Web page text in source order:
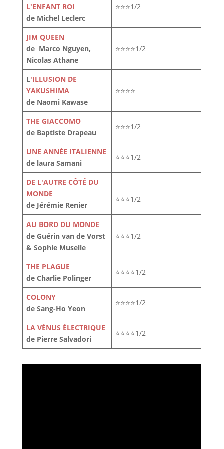
L'ENFANT ROI
de Michel Leclerc
⭐⭐⭐1/2
JIM QUEEN
de Marco Nguyen,
Nicolas Athane
⭐⭐⭐⭐1/2
L'ILLUSION DE
YAKUSHIMA
de Naomi Kawase
⭐⭐⭐⭐
THE GIACCOMO
de Baptiste Drapeau
⭐⭐⭐1/2
UNE ANNÉE ITALIENNE
de laura Samani
⭐⭐⭐1/2
DE L'AUTRE CÔTÉ DU
MONDE
de Jérémie Renier
⭐⭐⭐1/2
AU BORD DU MONDE
de Guérin van de Vorst
& Sophie Muselle
⭐⭐⭐1/2
THE PLAGUE
de Charlie Polinger
⭐⭐⭐⭐1/2
COLONY
de Sang-Ho Yeon
⭐⭐⭐⭐1/2
LA VÉNUS ÉLECTRIQUE
de Pierre Salvadori
⭐⭐⭐⭐1/2